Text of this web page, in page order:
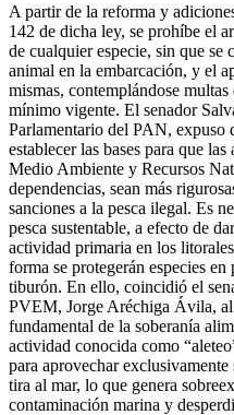
A partir de la reforma y
142 de dicha ley, se prohíbe el
de cualquier especie, sin que se
animal en la embarcación, y el
mismas, contemplándose
mínimo vigente. El senador
Parlamentario del PAN, expuso
establecer las bases para que
Medio Ambiente y Recursos
dependencias, sean más
sanciones a la pesca ilegal. Es
pesca sustentable, a efecto de
actividad primaria en los
forma se protegerán especies
tiburón. En ello, coincidió el
PVEM, Jorge Aréchiga Ávila, al
fundamental de la soberanía
actividad conocida como
para aprovechar
tira al mar, lo que genera
contaminación marina y